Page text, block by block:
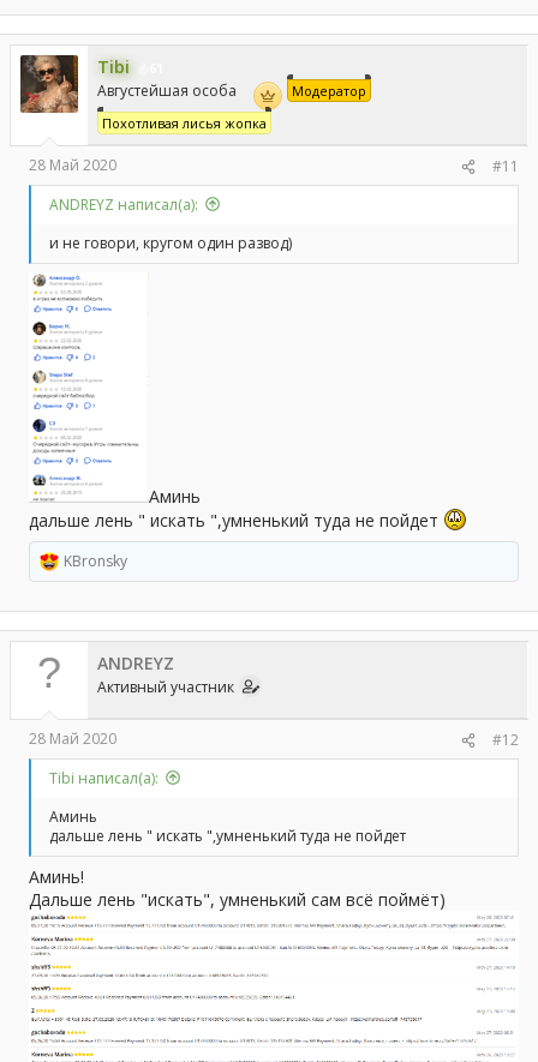
Tibi
Августейшая особа
Модератор
Похотливая лисья жопка
28 Май 2020
#11
ANDREYZ написал(а):
и не говори, кругом один развод)
Аминь
дальше лень " искать ",умненький туда не пойдет
Р
е
а
к
ц
и
и
KBronsky
ANDREYZ
Активный участник
28 Май 2020
#12
Tibi написал(а):
Аминь
дальше лень " искать ",умненький туда не пойдет
Аминь!
Дальше лень "искать", умненький сам всё поймёт)